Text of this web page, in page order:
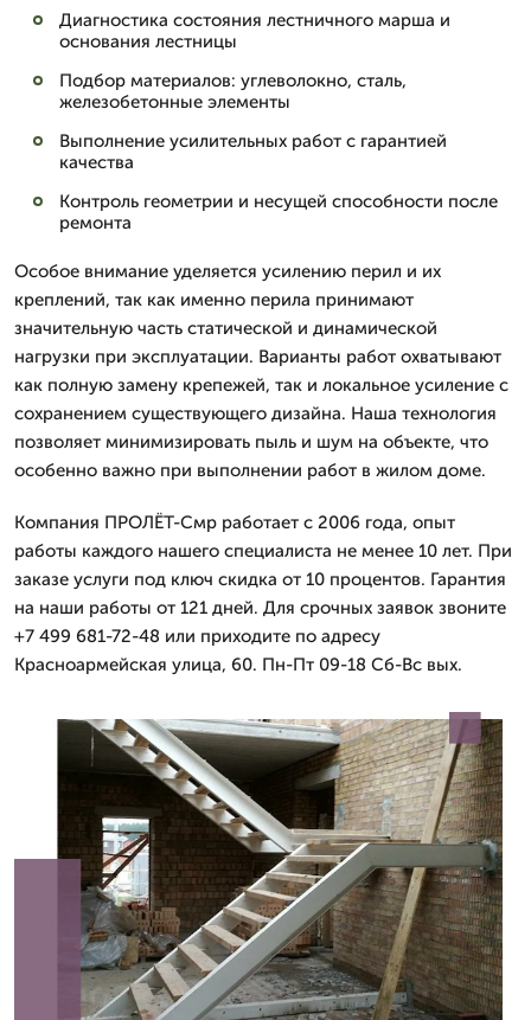
Диагностика состояния лестничного марша и
основания лестницы
Подбор материалов: углеволокно, сталь,
железобетонные элементы
Выполнение усилительных работ с гарантией
качества
Контроль геометрии и несущей способности после
ремонта
Особое внимание уделяется усилению перил и их
креплений, так как именно перила принимают
значительную часть статической и динамической
нагрузки при эксплуатации. Варианты работ охватывают
как полную замену крепежей, так и локальное усиление с
сохранением существующего дизайна. Наша технология
позволяет минимизировать пыль и шум на объекте, что
особенно важно при выполнении работ в жилом доме.
Компания ПРОЛЁТ-Смр работает с 2006 года, опыт
работы каждого нашего специалиста не менее 10 лет. При
заказе услуги под ключ скидка от 10 процентов. Гарантия
на наши работы от 121 дней. Для срочных заявок звоните
+7 499 681-72-48 или приходите по адресу
Красноармейская улица, 60. Пн-Пт 09-18 Сб-Вс вых.